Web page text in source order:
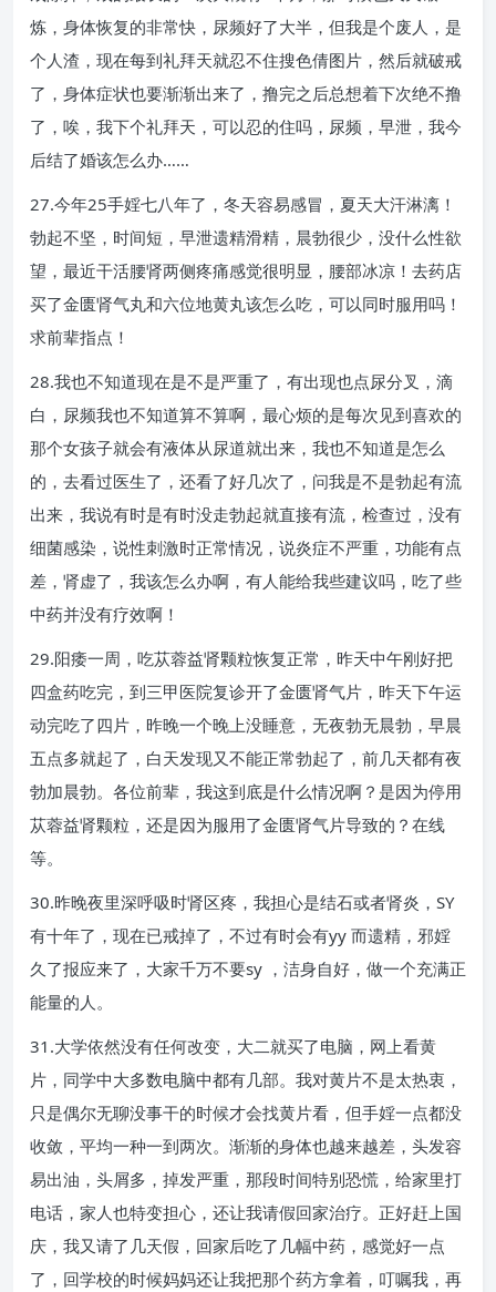
炼，身体恢复的非常快，尿频好了大半，但我是个废人，是
个人渣，现在每到礼拜天就忍不住搜色倩图片，然后就破戒
了，身体症状也要渐渐出来了，撸完之后总想着下次绝不撸
了，唉，我下个礼拜天，可以忍的住吗，尿频，早泄，我今
后结了婚该怎么办……
27.今年25手婬七八年了，冬天容易感冒，夏天大汗淋漓！
勃起不坚，时间短，早泄遗精滑精，晨勃很少，没什么性欲
望，最近干活腰肾两侧疼痛感觉很明显，腰部冰凉！去药店
买了金匮肾气丸和六位地黄丸该怎么吃，可以同时服用吗！
求前辈指点！
28.我也不知道现在是不是严重了，有出现也点尿分叉，滴
白，尿频我也不知道算不算啊，最心烦的是每次见到喜欢的
那个女孩子就会有液体从尿道就出来，我也不知道是怎么
的，去看过医生了，还看了好几次了，问我是不是勃起有流
出来，我说有时是有时没走勃起就直接有流，检查过，没有
细菌感染，说性刺激时正常情况，说炎症不严重，功能有点
差，肾虚了，我该怎么办啊，有人能给我些建议吗，吃了些
中药并没有疗效啊！
29.阳痿一周，吃苁蓉益肾颗粒恢复正常，昨天中午刚好把
四盒药吃完，到三甲医院复诊开了金匮肾气片，昨天下午运
动完吃了四片，昨晚一个晚上没睡意，无夜勃无晨勃，早晨
五点多就起了，白天发现又不能正常勃起了，前几天都有夜
勃加晨勃。各位前辈，我这到底是什么情况啊？是因为停用
苁蓉益肾颗粒，还是因为服用了金匮肾气片导致的？在线
等。
30.昨晚夜里深呼吸时肾区疼，我担心是结石或者肾炎，SY
有十年了，现在已戒掉了，不过有时会有yy 而遗精，邪婬
久了报应来了，大家千万不要sy ，洁身自好，做一个充满正
能量的人。
31.大学依然没有任何改变，大二就买了电脑，网上看黄
片，同学中大多数电脑中都有几部。我对黄片不是太热衷，
只是偶尔无聊没事干的时候才会找黄片看，但手婬一点都没
收敛，平均一种一到两次。渐渐的身体也越来越差，头发容
易出油，头屑多，掉发严重，那段时间特别恐慌，给家里打
电话，家人也特变担心，还让我请假回家治疗。正好赶上国
庆，我又请了几天假，回家后吃了几幅中药，感觉好一点
了，回学校的时候妈妈还让我把那个药方拿着，叮嘱我，再